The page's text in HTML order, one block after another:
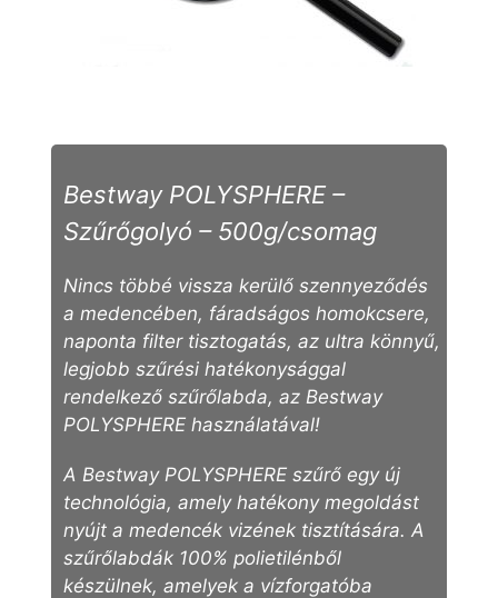
Bestway POLYSPHERE –
Szűrőgolyó – 500g/csomag
Nincs többé vissza kerülő szennyeződés
a medencében, fáradságos homokcsere,
naponta filter tisztogatás, az ultra könnyű,
legjobb szűrési hatékonysággal
rendelkező szűrőlabda, az Bestway
POLYSPHERE használatával!
A Bestway POLYSPHERE szűrő egy új
technológia, amely hatékony megoldást
nyújt a medencék vizének tisztítására. A
szűrőlabdák 100% polietilénből
készülnek, amelyek a vízforgatóba